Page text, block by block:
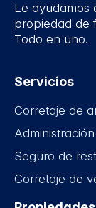
Le ayudamos
propiedad de
Todo en uno.
Servicios
Corretaje de
Seguro de
Corretaje de